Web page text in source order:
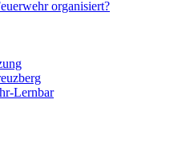
organisiert?
Lernbar